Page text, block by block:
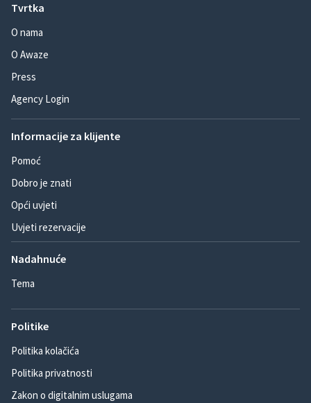
Tvrtka
O nama
O Awaze
Press
Agency Login
Informacije za klijente
Pomoć
Dobro je znati
Opći uvjeti
Uvjeti rezervacije
Nadahnuće
Tema
Politike
Politika kolačića
Politika privatnosti
Zakon o digitalnim uslugama